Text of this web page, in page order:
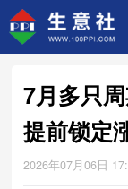
7月多只
提前锁定
2026年07月06日